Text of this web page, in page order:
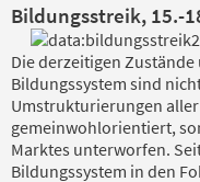
Bildungsstreik, 15.-
Die derzeitigen
Bildungssystem sind
Umstrukturierungen
gemeinwohlorientiert,
Marktes unterworfen.
Bildungssystem in den